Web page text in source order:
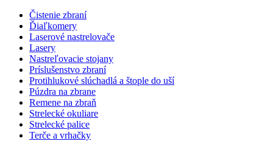
Čistenie zbraní
Ďiaľkomery
Laserové nastrelovače
Lasery
Nastreľovacie stojany
Príslušenstvo zbraní
Protihlukové slúchadlá a štople do uší
Púzdra na zbrane
Remene na zbraň
Strelecké okuliare
Strelecké palice
Terče a vrhačky